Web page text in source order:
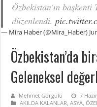
Özbekistan'ın
düzenlendi.
— Mira Haber (@Mira_Haber)
Özbekistan’da
Geleneksel
Mehmet Görgülü
7
AKILDA KALANLAR ,ASYA ,